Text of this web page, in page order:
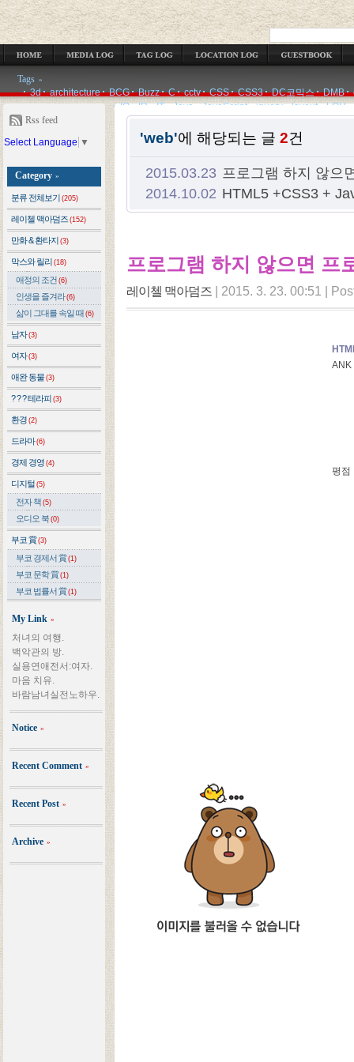
LOG GUESTBOOK ADMIN WRITE
Tags »
3d architecture BCG Buzz C cctv CSS CSS3 DC코믹스 DMB
IQ
IR IT Java JavaScript jquery layout
LOH
Rss feed
Select Language ▼
Category »
분류 전체보기 (205)
레이첼 맥아덤즈 (152)
만화 & 환타지 (3)
막스와 릴리 (18)
애정의 조건 (6)
인생을 즐겨라(6)
삶이 그대를 속일 때 (6)
남자(3)
여자(3)
애완 동물(3)
? ? ? 테라피 (3)
환경 (2)
드라마(6)
경제 경영 (4)
디지털 (5)
전자 책 (5)
오디오 북 (0)
부코 賞(3)
부코 경제서 賞(1)
부코 문학 賞(1)
부코 법률서 賞(1)
My Link »
처녀의 여행.
백악관의 방.
실용연애전서:여자.
마음 치유.
바람남녀실전노하우.
Notice »
Recent Comment »
Recent Post »
Archive »
'web'에 해당되는 글 2건
2015.03.23 프로그램 하지 않으
2014.10.02 HTML5 +CSS3 +
프로그램 하지 않으면 프
레이첼 맥아덤즈 | 2015. 3. 23. 00:51 |
ANK
평점